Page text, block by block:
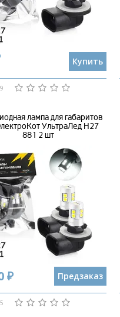
Купить
лампа для габаритов
УльтраЛед H27
881 2 шт
₽ Предзаказ